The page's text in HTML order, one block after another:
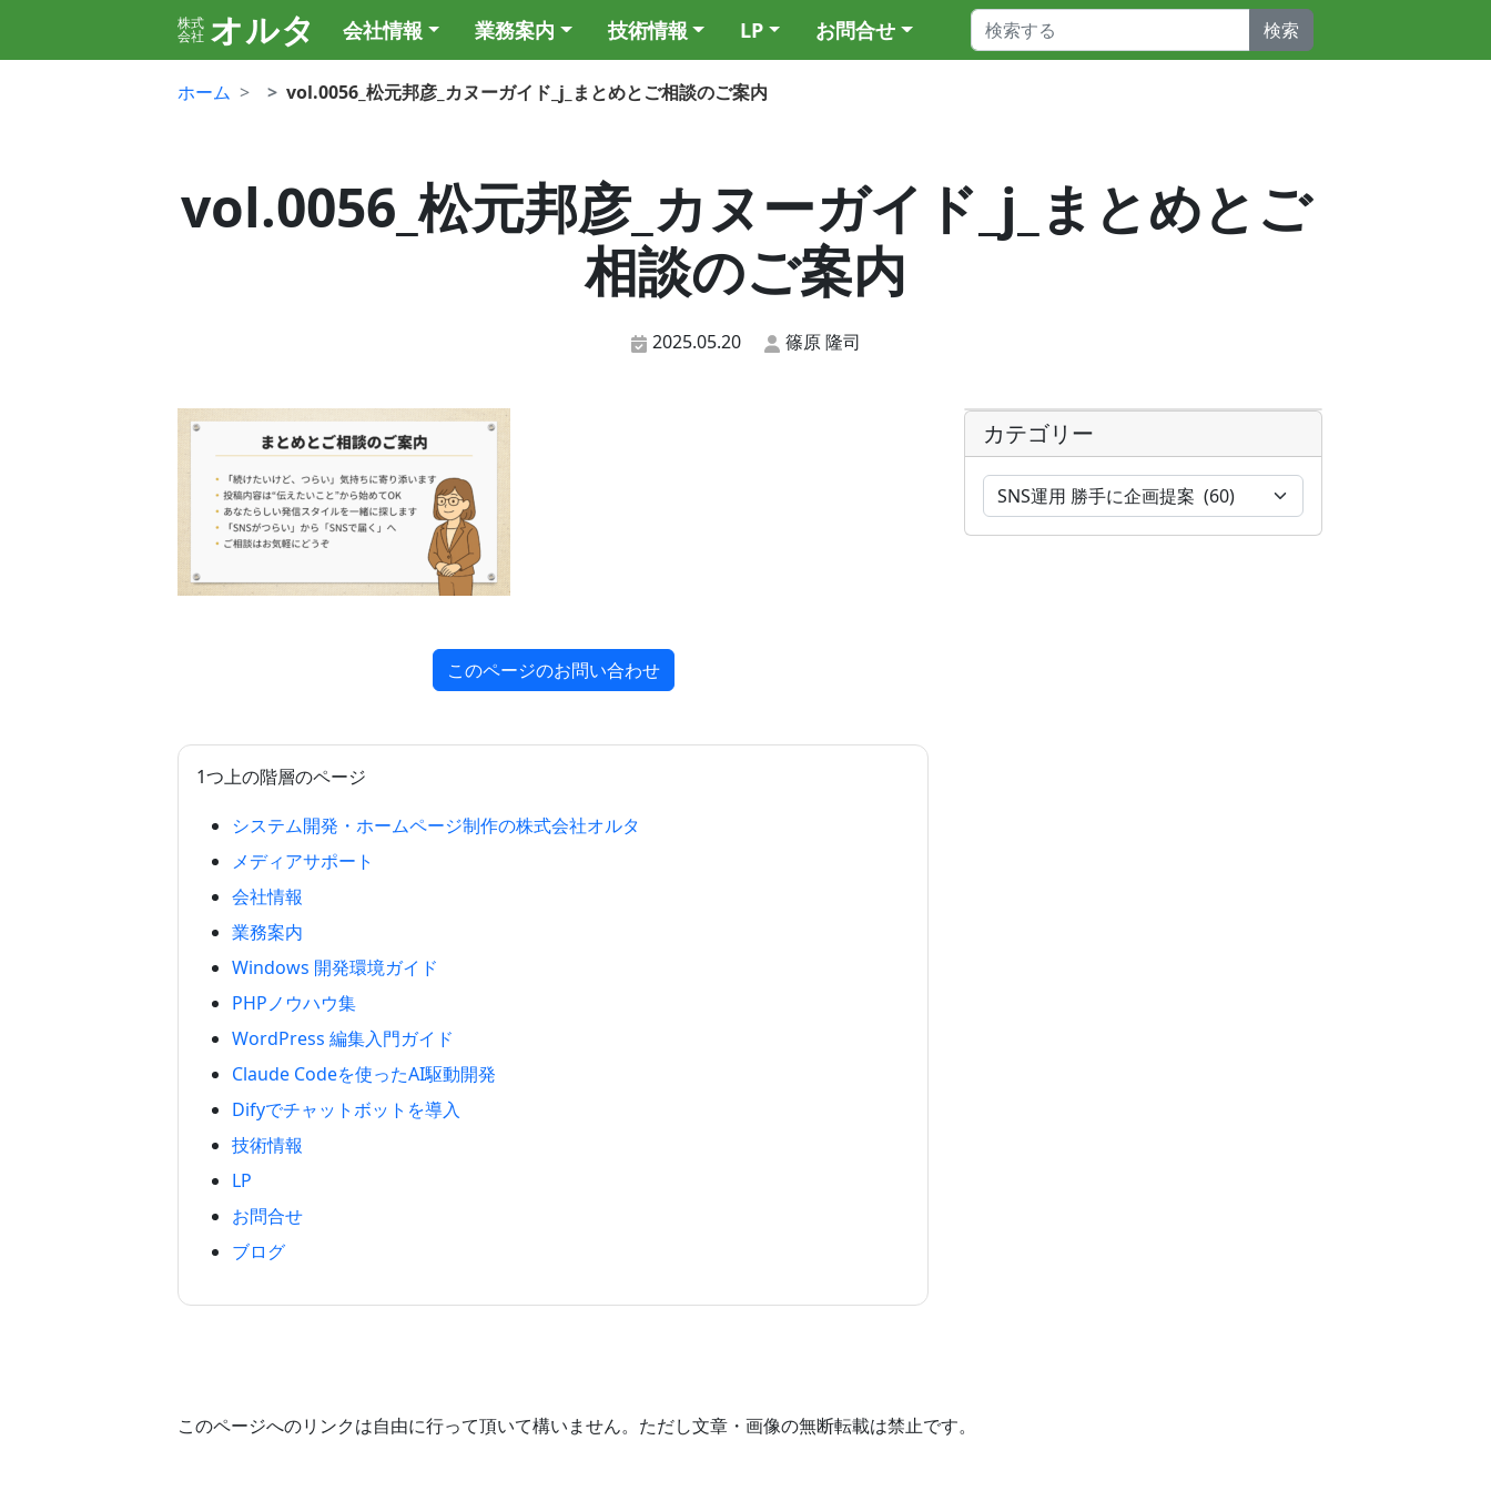
株式
会社 オルタ 会社情報 業務案内 技術情報 LP お問合せ 検索
ホーム vol.0056_松元邦彦_カヌーガイド_j_まとめとご相談のご案内
vol.0056_松元邦彦_カヌーガイド_j_まとめとご
相談のご案内
2025.05.20 篠原 隆司
このページのお問い合わせ
1つ上の階層のページ
システム開発・ホームページ制作の株式会社オルタ
メディアサポート
会社情報
業務案内
Windows 開発環境ガイド
PHPノウハウ集
WordPress 編集入門ガイド
Claude Codeを使ったAI駆動開発
Difyでチャットボットを導入
技術情報
LP
お問合せ
ブログ
カテゴリー
このページへのリンクは自由に行って頂いて構いません。ただし文章・画像の無断転載は禁止です。